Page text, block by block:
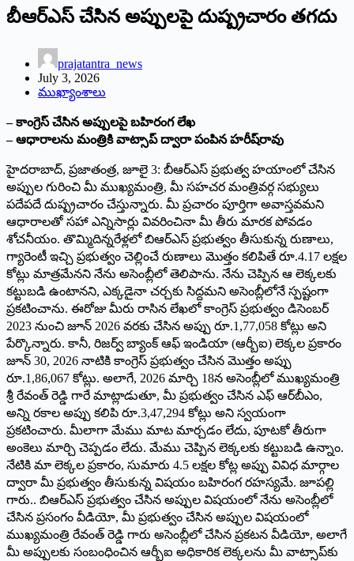
బీఆర్ఎస్ చేసిన అప్పుల‌పై దుష్ప్ర‌చారం త‌గ‌దు
prajatantra_news
July 3, 2026
ముఖ్యాంశాలు
– కాంగ్రెస్ చేసిన అప్పుల‌పై బ‌హిరంగ‌ లేఖ‌
– ఆధారాల‌ను మంత్రికి వాట్సాప్ ద్వారా పంపిన హ‌రీష్‌రావు
హైద‌రాబాద్‌, ప్ర‌జాతంత్ర‌, జూలై 3: బీఆర్ఎస్ ప్రభుత్వ హయాంలో చేసిన
అప్పుల గురించి మీ ముఖ్యమంత్రి, మీ సహచర మంత్రివర్గ సభ్యులు
పదేపదే దుష్ప్రచారం చేస్తున్నారు. మీ ప్రచారం పూర్తిగా అవాస్తవమని
ఆధారాలతో సహా ఎన్నిసార్లు వివరించినా మీ తీరు మారక పోవడం
శోచనీయం. తొమ్మిదిన్నరేళ్లలో బిఆర్ఎస్ ప్రభుత్వం తీసుకున్న రుణాలు,
గ్యారెంటీ ఇచ్చి ప్రభుత్వం చెల్లించే రుణాలు మొత్తం కలిపితే రూ.4.17 లక్షల
కోట్లు మాత్రమేనని నేను అసెంబ్లీలో తెలిపాను. నేను చెప్పిన ఆ లెక్కలకు
కట్టుబడి ఉంటానని, ఎక్కడైనా చర్చకు సిద్దమని అసెంబ్లీలోనే స్పష్టంగా
ప్రకటించాను. ఈరోజు మీరు రాసిన లేఖలో కాంగ్రెస్ ప్రభుత్వం డిసెంబర్
2023 నుంచి జూన్ 2026 వరకు చేసిన అప్పు రూ.1,77,058 కోట్లు అని
పేర్కొన్నారు. కానీ, రిజర్వ్ బ్యాంక్ ఆఫ్ ఇండియా (ఆర్బీఐ) లెక్కల ప్రకారం
జూన్ 30, 2026 నాటికి కాంగ్రెస్ ప్రభుత్వం చేసిన మొత్తం అప్పు
రూ.1,86,067 కోట్లు. అలాగే, 2026 మార్చి 18న అసెంబ్లీలో ముఖ్యమంత్రి
శ్రీ రేవంత్ రెడ్డి గారే మాట్లాడుతూ, మీ ప్రభుత్వం చేసిన ఎఫ్ ఆర్‌బీఎం,
అన్ని రకాల అప్పు కలిపి రూ.3,47,294 కోట్లు అని స్వయంగా
ప్రకటించారు. మీలాగా మేము మాట మార్చడం లేదు, పూటకో తీరుగా
అంకెలు మార్చి చెప్పడం లేదు. మేము చెప్పిన లెక్కలకు కట్టుబడి ఉన్నాం.
నేటికి మా లెక్కల ప్రకారం, సుమారు 4.5 లక్షల కోట్ల అప్పు వివిధ మార్గాల
ద్వారా మీ ప్రభుత్వం తీసుకున్న విషయం బహిరంగ రహస్యమే. జూపల్లి
గారు.. బిఆర్ఎస్ ప్రభుత్వం చేసిన అప్పుల విషయంలో నేను అసెంబ్లీలో
చేసిన ప్రసంగం వీడియో, మీ ప్రభుత్వం చేసిన అప్పుల విషయంలో
ముఖ్యమంత్రి రేవంత్ రెడ్డి గారు అసెంబ్లీలో చేసిన ప్రకటన వీడియో, అలాగే
మీ అప్పులకు సంబంధించిన ఆర్బీఐ అధికారిక లెక్కలను మీ వాట్సాప్‌కు